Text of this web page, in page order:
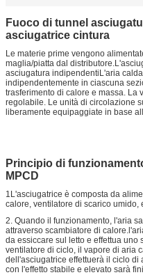
Fuoco di tunnel
asciugatrice cintura
Le materie prime vengono
maglia/piatta dal
asciugatura indipendentiL'aria
indipendentemente in ciascuna
trasferimento di calore e massa. La
regolabile. Le unità di circolazione
liberamente equipaggiate in base
Principio di
MPCD
1L'asciugatrice è composta da
calore, ventilatore di scarico umido,
2. Quando il funzionamento, l'aria
attraverso scambiatore di
da essiccare sul letto e effettua uno
ventilatore di ciclo, il vapore di aria
dell'asciugatrice effettuerà il ciclo
con l'effetto stabile e elevato sarà